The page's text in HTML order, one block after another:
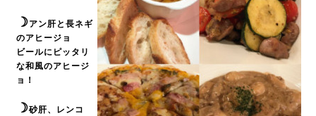
☽アン肝と長ネギ
のアヒージョ
ビールにピッタリ
な和風のアヒージ
ョ！
☽砂肝、レンコ